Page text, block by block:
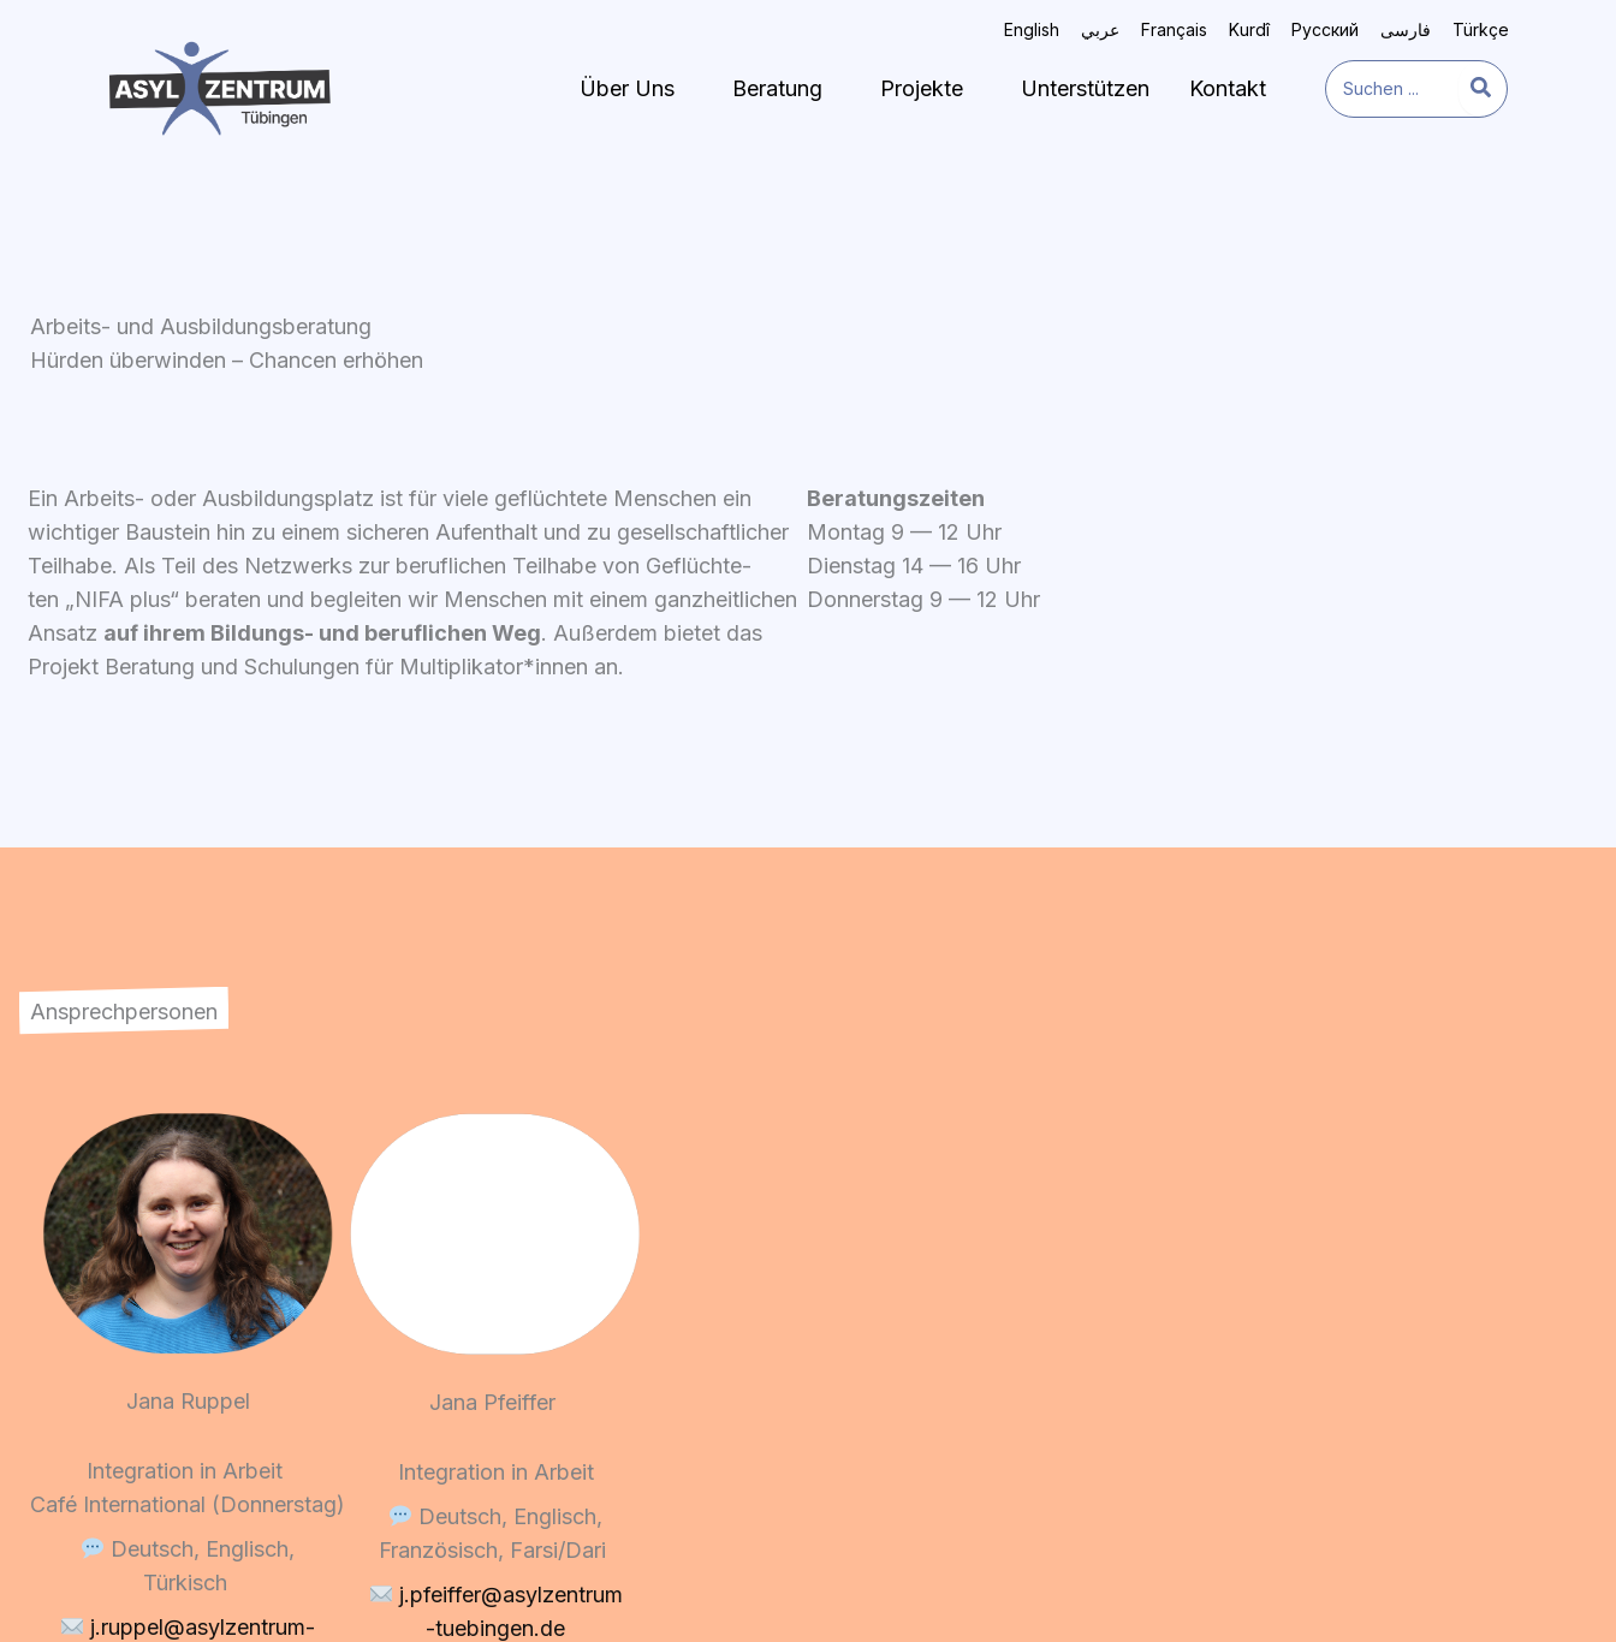
English عربي Français Kurdî Русский فارسی Türkçe
Über Uns Beratung Projekte Unterstützen Kontakt
Search
for:
Arbeits- und Ausbildungsberatung
Hürden überwinden – Chancen erhöhen
Ein Arbeits- oder Aus­bil­dungs­platz ist für vie­le geflüch­te­te Men­schen ein
wich­ti­ger Bau­stein hin zu einem siche­ren Auf­ent­halt und zu gesell­schaft­li­cher
Teil­ha­be. Als Teil des Netz­werks zur beruf­li­chen Teil­ha­be von Geflüch­te­
ten „NIFA plus“ bera­ten und beglei­ten wir Men­schen mit einem ganz­heit­li­chen
Ansatz auf ihrem Bil­dungs- und beruf­li­chen Weg. Außer­dem bie­tet das
Pro­jekt Bera­tung und Schu­lun­gen für Multiplikator*innen an.
Bera­tungs­zei­ten
Mon­tag 9 — 12 Uhr
Diens­tag 14 — 16 Uhr
Don­ners­tag 9 — 12 Uhr
Ansprechpersonen
Jana Ruppel
Inte­gra­ti­on in Arbeit
Café Inter­na­tio­nal (Don­ners­tag)
Deutsch, Eng­lisch,
Tür­kisch
j.ruppel@asylzentrum-
Jana Pfeiffer
Inte­gra­ti­on in Arbeit
Deutsch, Eng­lisch,
Fran­zö­sisch, Farsi/​Dari
j.pfeiffer@asylzentrum
-tue​bin​gen​.de